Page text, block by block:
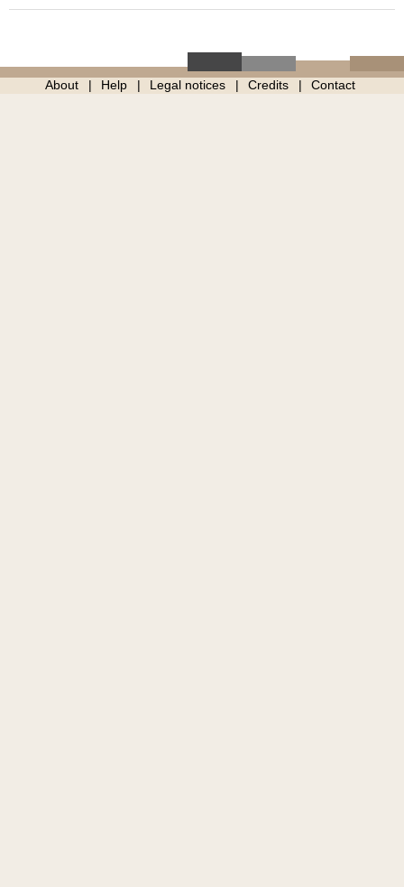
About Help Legal notices Credits Contact